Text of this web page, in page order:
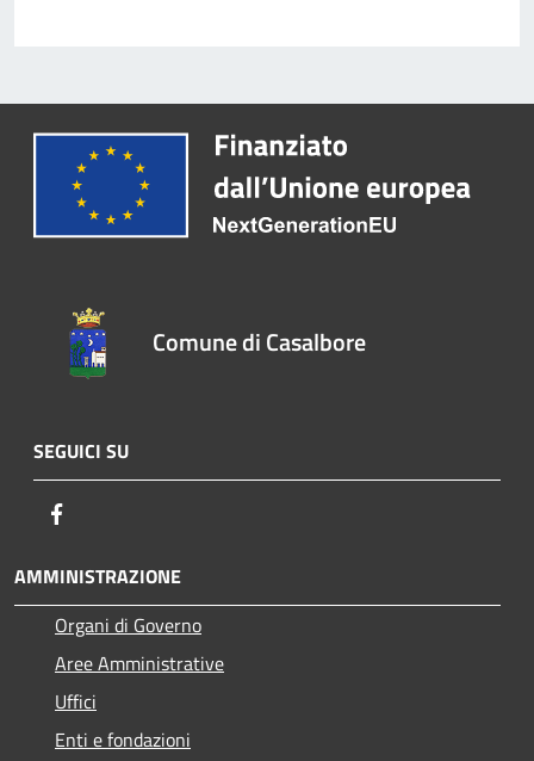
Comune di Casalbore
SEGUICI SU
AMMINISTRAZIONE
Organi di Governo
Aree Amministrative
Uffici
Enti e fondazioni